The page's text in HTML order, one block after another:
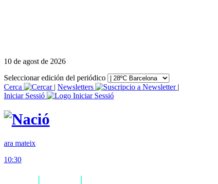
10 de agost de 2026
Seleccionar edición del periódico
Cerca
| Newsletters
|
Iniciar Sessió
ara mateix
10:30